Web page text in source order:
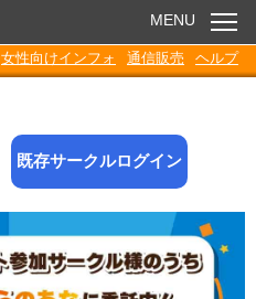
お知らせ
電子書籍
Q&A
各種ダウンロード
MENU
女性向けインフォ 通信販売 ヘルプ
既存サークルログイン